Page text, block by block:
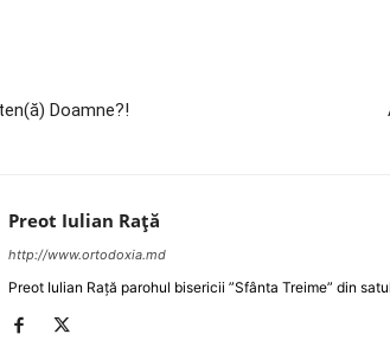
Doamne?!
Preot Iulian Raţă
http://www.ortodoxia.md
Preot Iulian Rață parohul bisericii ”Sfânta Treime” din